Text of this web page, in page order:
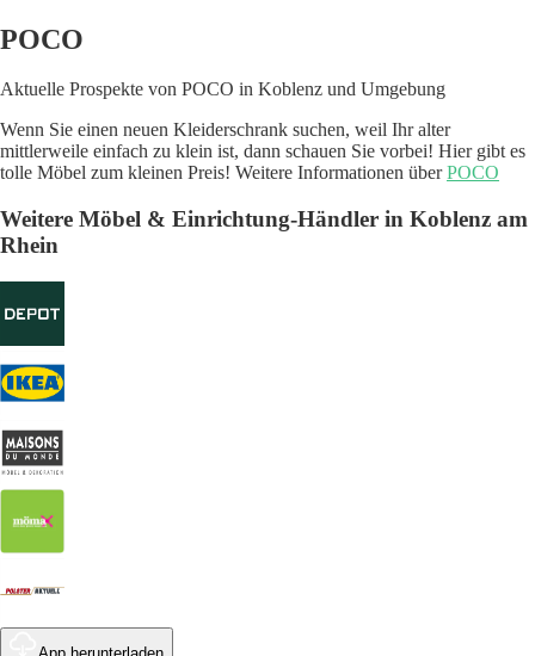
POCO
Aktuelle Prospekte von POCO in Koblenz und Umgebung
Wenn Sie einen neuen Kleiderschrank suchen, weil Ihr alter
mittlerweile einfach zu klein ist, dann schauen Sie vorbei! Hier gibt es
tolle Möbel zum kleinen Preis! Weitere Informationen überPOCO
Weitere Möbel & Einrichtung-Händler in Koblenz am
Rhein